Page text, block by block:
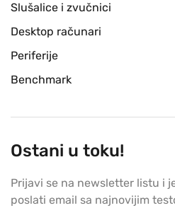
Slušalice i zvučnici
Desktop računari
Periferije
Benchmark
Ostani u toku!
Prijavi se na newsletter listu i
poslati email sa najnovijim